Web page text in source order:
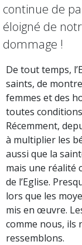
continue de
éloigné de
dommage !
De tout temps,
saints, de
femmes et des
toutes
Récemment,
à multiplier les
aussi que la
mais une réalité
de l’Eglise.
lors que les
mis en œuvre.
comme nous, ils
ressemblons.